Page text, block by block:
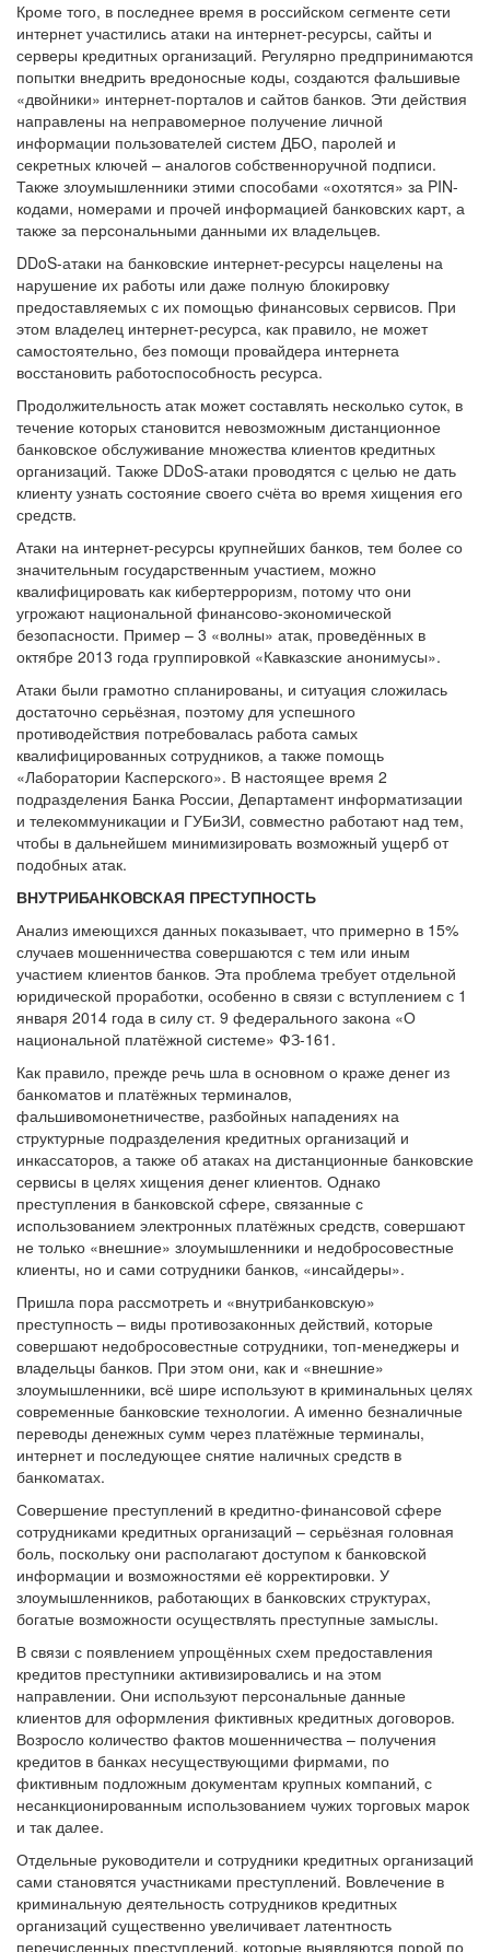
Кроме того, в последнее время в российском сегменте сети
интернет участились атаки на интернет-ресурсы, сайты и
серверы кредитных организаций. Регулярно предпринимаются
попытки внедрить вредоносные коды, создаются фальшивые
«двойники» интернет-порталов и сайтов банков. Эти действия
направлены на неправомерное получение личной
информации пользователей систем ДБО, паролей и
секретных ключей – аналогов собственноручной подписи.
Также злоумышленники этими способами «охотятся» за PIN-
кодами, номерами и прочей информацией банковских карт, а
также за персональными данными их владельцев.
DDoS-атаки на банковские интернет-ресурсы нацелены на
нарушение их работы или даже полную блокировку
предоставляемых с их помощью финансовых сервисов. При
этом владелец интернет-ресурса, как правило, не может
самостоятельно, без помощи провайдера интернета
восстановить работоспособность ресурса.
Продолжительность атак может составлять несколько суток, в
течение которых становится невозможным дистанционное
банковское обслуживание множества клиентов кредитных
организаций. Также DDoS-атаки проводятся с целью не дать
клиенту узнать состояние своего счёта во время хищения его
средств.
Атаки на интернет-ресурсы крупнейших банков, тем более со
значительным государственным участием, можно
квалифицировать как кибертерроризм, потому что они
угрожают национальной финансово-экономической
безопасности. Пример – 3 «волны» атак, проведённых в
октябре 2013 года группировкой «Кавказские анонимусы».
Атаки были грамотно спланированы, и ситуация сложилась
достаточно серьёзная, поэтому для успешного
противодействия потребовалась работа самых
квалифицированных сотрудников, а также помощь
«Лаборатории Касперского». В настоящее время 2
подразделения Банка России, Департамент информатизации
и телекоммуникации и ГУБиЗИ, совместно работают над тем,
чтобы в дальнейшем минимизировать возможный ущерб от
подобных атак.
ВНУТРИБАНКОВСКАЯ ПРЕСТУПНОСТЬ
Анализ имеющихся данных показывает, что примерно в 15%
случаев мошенничества совершаются с тем или иным
участием клиентов банков. Эта проблема требует отдельной
юридической проработки, особенно в связи с вступлением с 1
января 2014 года в силу ст. 9 федерального закона «О
национальной платёжной системе» ФЗ-161.
Как правило, прежде речь шла в основном о краже денег из
банкоматов и платёжных терминалов,
фальшивомонетничестве, разбойных нападениях на
структурные подразделения кредитных организаций и
инкассаторов, а также об атаках на дистанционные банковские
сервисы в целях хищения денег клиентов. Однако
преступления в банковской сфере, связанные с
использованием электронных платёжных средств, совершают
не только «внешние» злоумышленники и недобросовестные
клиенты, но и сами сотрудники банков, «инсайдеры».
Пришла пора рассмотреть и «внутрибанковскую»
преступность – виды противозаконных действий, которые
совершают недобросовестные сотрудники, топ-менеджеры и
владельцы банков. При этом они, как и «внешние»
злоумышленники, всё шире используют в криминальных целях
современные банковские технологии. А именно безналичные
переводы денежных сумм через платёжные терминалы,
интернет и последующее снятие наличных средств в
банкоматах.
Совершение преступлений в кредитно-финансовой сфере
сотрудниками кредитных организаций – серьёзная головная
боль, поскольку они располагают доступом к банковской
информации и возможностями её корректировки. У
злоумышленников, работающих в банковских структурах,
богатые возможности осуществлять преступные замыслы.
В связи с появлением упрощённых схем предоставления
кредитов преступники активизировались и на этом
направлении. Они используют персональные данные
клиентов для оформления фиктивных кредитных договоров.
Возросло количество фактов мошенничества – получения
кредитов в банках несуществующими фирмами, по
фиктивным подложным документам крупных компаний, с
несанкционированным использованием чужих торговых марок
и так далее.
Отдельные руководители и сотрудники кредитных организаций
сами становятся участниками преступлений. Вовлечение в
криминальную деятельность сотрудников кредитных
организаций существенно увеличивает латентность
перечисленных преступлений, которые выявляются порой по